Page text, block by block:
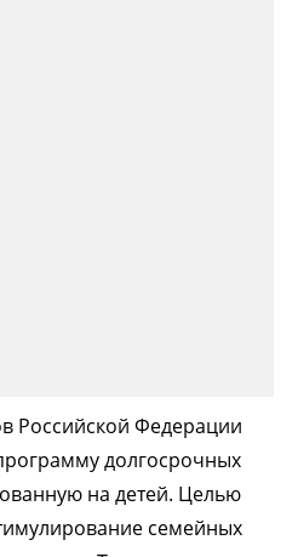
Российской Федерации
долгосрочных
на детей. Целью
семейных